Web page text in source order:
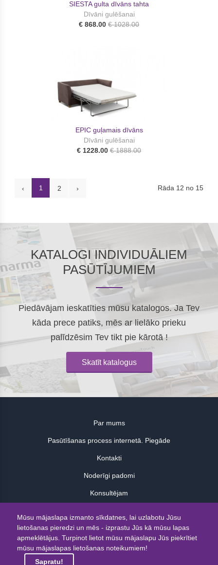
SIESTA gulta dīvāns tahta
Dīvāni gulēšanai
€ 868.00 € 1028.00
EPIC guļamais dīvāns
Dīvāni gulēšanai
€ 1228.00 € 1888.00
‹ 1 2 › Rāda 12 no 15
KATALOGI INDIVIDUĀLIEM
PASŪTĪJUMIEM
Piedāvājam ieskatīties mūsu katalogos. Ja Tev
kāda prece patiks, mēs ar lielāko prieku
palīdzēsim Tev tikt pie kārotā !
Skatīt katalogus
Par mums
Pasūtīšanas process internetā. Piegāde
Kontakti
Noderīgi padomi
Konsultējam
© 2026
Mūsu mājaslapa izmanto sīkdatnes, lai uzlabotu Jūsu
lietošanas pieredzi un mēs - izprastu Jūs kā mūsu lapas
apmeklētājus. Turpinot lietot mūsu mājaslapu Jūs piekrītiet
mūsu mājaslapas lietošanas noteikumiem!
Sapratu!